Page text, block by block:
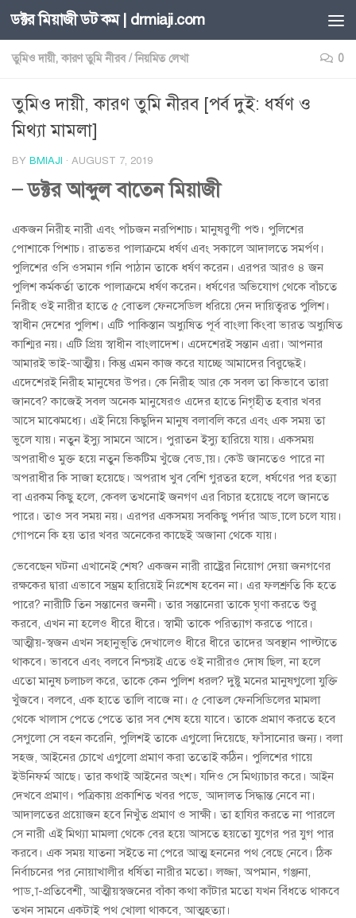
Skip to content
ডক্টর মিয়াজী ডট কম | drmiaji.com
তুমিও দায়ী, কারণ তুমি নীরব / নিয়মিত লেখা 0
তুমিও দায়ী, কারণ তুমি নীরব [পর্ব দুই: ধর্ষণ ও
মিথ্যা মামলা]
BY BMIAJI · AUGUST 7, 2019
– ডক্টর আব্দুল বাতেন মিয়াজী
একজন নিরীহ নারী এবং পাঁচজন নরপিশাচ। মানুষরুপী পশু। পুলিশের
পোশাকে পিশাচ। রাতভর পালাক্রমে ধর্ষণ এবং সকালে আদালতে সমর্পণ।
পুলিশের ওসি ওসমান গনি পাঠান তাকে ধর্ষণ করেন। এরপর আরও ৪ জন
পুলিশ কর্মকর্তা তাকে পালাক্রমে ধর্ষণ করেন। ধর্ষণের অভিযোগ থেকে বাঁচতে
নিরীহ ওই নারীর হাতে ৫ বোতল ফেনসেডিল ধরিয়ে দেন দায়িত্বরত পুলিশ।
স্বাধীন দেশের পুলিশ। এটি পাকিস্তান অধ্যুষিত পূর্ব বাংলা কিংবা ভারত অধ্যুষিত
কাশ্মির নয়। এটি প্রিয় স্বাধীন বাংলাদেশ। এদেশেরই সন্তান এরা। আপনার
আমারই ভাই-আত্মীয়। কিন্তু এমন কাজ করে যাচ্ছে আমাদের বিরুদ্ধেই।
এদেশেরই নিরীহ মানুষের উপর। কে নিরীহ আর কে সবল তা কিভাবে তারা
জানবে? কাজেই সবল অনেক মানুষেরও এদের হাতে নিগৃহীত হবার খবর
আসে মাঝেমধ্যে। এই নিয়ে কিছুদিন মানুষ বলাবলি করে এবং এক সময় তা
ভুলে যায়। নতুন ইস্যু সামনে আসে। পুরাতন ইস্যু হারিয়ে যায়। একসময়
অপরাধীও মুক্ত হয়ে নতুন ভিকটিম খুঁজে বেড়ায়। কেউ জানতেও পারে না
অপরাধীর কি সাজা হয়েছে। অপরাধ খুব বেশি গুরতর হলে, ধর্ষণের পর হত্যা
বা এরকম কিছু হলে, কেবল তখনোই জনগণ এর বিচার হয়েছে বলে জানতে
পারে। তাও সব সময় নয়। এরপর একসময় সবকিছু পর্দার আড়ালে চলে যায়।
গোপনে কি হয় তার খবর অনেকের কাছেই অজানা থেকে যায়।
ভেবেছেন ঘটনা এখানেই শেষ? একজন নারী রাষ্ট্রের নিয়োগ দেয়া জনগণের
রক্ষকের দ্বারা এভাবে সম্ভ্রম হারিয়েই নিঃশেষ হবেন না। এর ফলশ্রুতি কি হতে
পারে? নারীটি তিন সন্তানের জননী। তার সন্তানেরা তাকে ঘৃণা করতে শুরু
করবে, এখন না হলেও ধীরে ধীরে। স্বামী তাকে পরিত্যাগ করতে পারে।
আত্মীয়-স্বজন এখন সহানুভূতি দেখালেও ধীরে ধীরে তাদের অবস্থান পাল্টাতে
থাকবে। ভাববে এবং বলবে নিশ্চয়ই এতে ওই নারীরও দোষ ছিল, না হলে
এতো মানুষ চলাচল করে, তাকে কেন পুলিশ ধরল? দুষ্টু মনের মানুষগুলো যুক্তি
খুঁজবে। বলবে, এক হাতে তালি বাজে না। ৫ বোতল ফেনসিডিলের মামলা
থেকে খালাস পেতে পেতে তার সব শেষ হয়ে যাবে। তাকে প্রমাণ করতে হবে
সেগুলো সে বহন করেনি, পুলিশই তাকে এগুলো দিয়েছে, ফাঁসানোর জন্য। বলা
সহজ, আইনের চোখে এগুলো প্রমাণ করা ততোই কঠিন। পুলিশের গায়ে
ইউনিফর্ম আছে। তার কথাই আইনের অংশ। যদিও সে মিথ্যাচার করে। আইন
দেখবে প্রমাণ। পত্রিকায় প্রকাশিত খবর পড়ে আদালত সিদ্ধান্ত নেবে না।
আদালতের প্রয়োজন হবে নিখুঁত প্রমাণ ও সাক্ষী। তা হাযির করতে না পারলে
সে নারী এই মিথ্যা মামলা থেকে বের হয়ে আসতে হয়তো যুগের পর যুগ পার
করবে। এক সময় যাতনা সইতে না পেরে আত্ম হননের পথ বেছে নেবে। ঠিক
নির্বাচনের পর নোয়াখালীর ধর্ষিতা নারীর মতো। লজ্জা, অপমান, গঞ্জনা,
পাড়া-প্রতিবেশী, আত্মীয়স্বজনের বাঁকা কথা কাঁটার মতো যখন বিঁধতে থাকবে
তখন সামনে একটাই পথ খোলা থাকবে, আত্মহত্যা।